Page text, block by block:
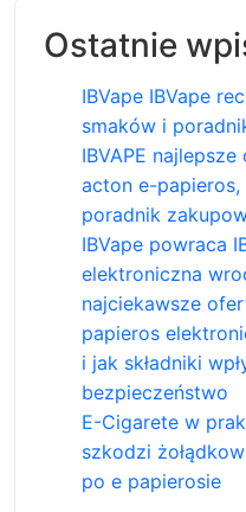
Ostatnie
IBVape IBVape
smaków i
IBVAPE
acton e-
poradnik
IBVape powraca
elektroniczna
najciekawsze
papieros
i jak składniki
bezpieczeństwo
E-Cigarete w
szkodzi
po e papierosie